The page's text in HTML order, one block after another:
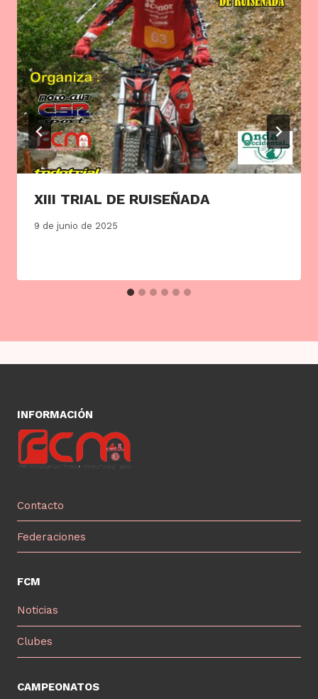
XIII TRIAL DE RUISEÑADA
9 de junio de 2025
INFORMACIÓN
Contacto
Federaciones
FCM
Noticias
Clubes
CAMPEONATOS